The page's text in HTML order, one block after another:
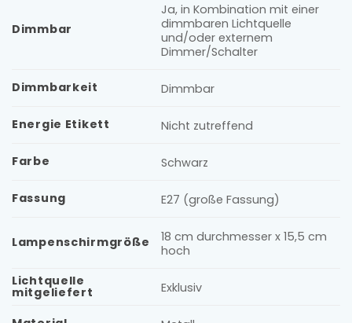
Dimmbar
Ja, in Kombination mit einer
dimmbaren Lichtquelle
und/oder externem
Dimmer/Schalter
Dimmbarkeit Dimmbar
Energie Etikett Nicht zutreffend
Farbe Schwarz
Fassung E27 (große Fassung)
Lampenschirmgröße
18 cm durchmesser x 15,5 cm
hoch
Lichtquelle
mitgeliefert Exklusiv